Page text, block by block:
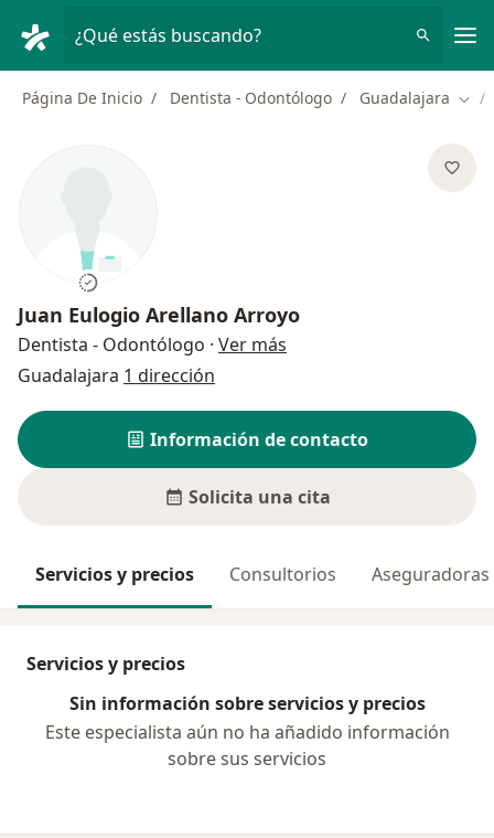
¿Qué estás buscando?
Página De Inicio Dentista - Odontólogo Guadalajara
Juan Eulogio Arellano Arroyo
Dentista - Odontólogo · Ver más
Guadalajara 1 dirección
Información de contacto
Solicita una cita
Servicios y precios Consultorios Aseguradoras
Servicios y precios
Sin información sobre servicios y precios
Este especialista aún no ha añadido información
sobre sus servicios